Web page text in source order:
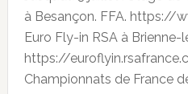
à Besançon. FFA. https://
Euro Fly-in RSA à Brienne-
https://
Championnats de France